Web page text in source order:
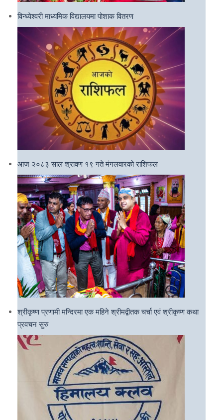
विन्ध्येश्वरी माध्यमिक विद्यालयमा पोशाक वितरण
आज २०८३ साल श्रावण १९ गते मंगलवारको राशिफल
श्रीकृष्ण प्रणामी मन्दिरमा एक महिने श्रीमद्बीतक चर्चा एवं श्रीकृष्ण कथा
प्रवचन सुरु